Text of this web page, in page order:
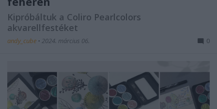
Kipróbáltuk a Coliro Pearlcolors
akvarellfestéket
andy_cube • 2024. március 06. 0